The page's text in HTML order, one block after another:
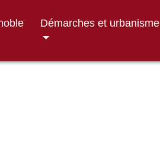
Démarches et urbanisme